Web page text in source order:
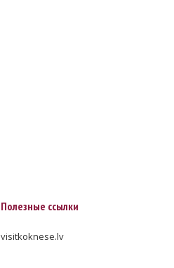
Полезные ссылки
visitkoknese.lv